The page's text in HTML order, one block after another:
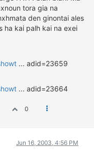
tora gia na
den ginontai ales
ha kai palh kai na exei
... adid=23659
... adid=23664
0
Jun 16, 2003, 4:56 PM